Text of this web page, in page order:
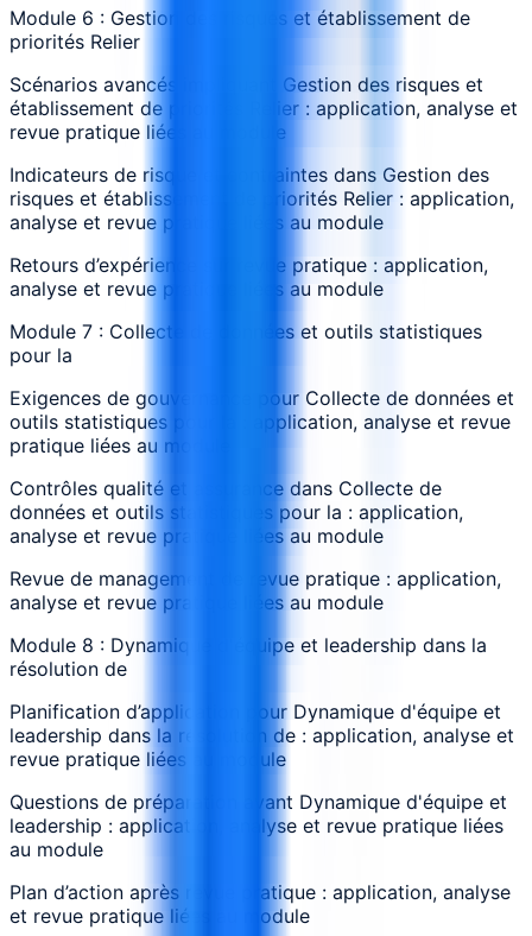
Module 6 : Gestion des risques et établissement de
priorités Relier
Scénarios avancés impliquant Gestion des risques et
établissement de priorités Relier : application, analyse et
revue pratique liées au module
Indicateurs de risque et contraintes dans Gestion des
risques et établissement de priorités Relier : application,
analyse et revue pratique liées au module
Retours d’expérience sur revue pratique : application,
analyse et revue pratique liées au module
Module 7 : Collecte de données et outils statistiques
pour la
Exigences de gouvernance pour Collecte de données et
outils statistiques pour la : application, analyse et revue
pratique liées au module
Contrôles qualité et assurance dans Collecte de
données et outils statistiques pour la : application,
analyse et revue pratique liées au module
Revue de management de revue pratique : application,
analyse et revue pratique liées au module
Module 8 : Dynamique d'équipe et leadership dans la
résolution de
Planification d’application pour Dynamique d'équipe et
leadership dans la résolution de : application, analyse et
revue pratique liées au module
Questions de préparation avant Dynamique d'équipe et
leadership : application, analyse et revue pratique liées
au module
Plan d’action après revue pratique : application, analyse
et revue pratique liées au module